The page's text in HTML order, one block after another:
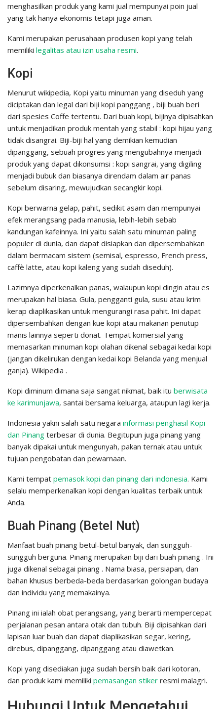
menghasilkan produk yang kami jual mempunyai poin jual
yang tak hanya ekonomis tetapi juga aman.
Kami merupakan perusahaan produsen kopi yang telah
memiliki legalitas atau izin usaha resmi.
Kopi
Menurut wikipedia, Kopi yaitu minuman yang diseduh yang
diciptakan dan legal dari biji kopi panggang , biji buah beri
dari spesies Coffe tertentu. Dari buah kopi, bijinya dipisahkan
untuk menjadikan produk mentah yang stabil : kopi hijau yang
tidak disangrai. Biji-biji hal yang demikian kemudian
dipanggang, sebuah progres yang mengubahnya menjadi
produk yang dapat dikonsumsi : kopi sangrai, yang digiling
menjadi bubuk dan biasanya direndam dalam air panas
sebelum disaring, mewujudkan secangkir kopi.
Kopi berwarna gelap, pahit, sedikit asam dan mempunyai
efek merangsang pada manusia, lebih-lebih sebab
kandungan kafeinnya. Ini yaitu salah satu minuman paling
populer di dunia, dan dapat disiapkan dan dipersembahkan
dalam bermacam sistem (semisal, espresso, French press,
caffè latte, atau kopi kaleng yang sudah diseduh).
Lazimnya diperkenalkan panas, walaupun kopi dingin atau es
merupakan hal biasa. Gula, pengganti gula, susu atau krim
kerap diaplikasikan untuk mengurangi rasa pahit. Ini dapat
dipersembahkan dengan kue kopi atau makanan penutup
manis lainnya seperti donat. Tempat komersial yang
memasarkan minuman kopi olahan dikenal sebagai kedai kopi
(jangan dikelirukan dengan kedai kopi Belanda yang menjual
ganja). Wikipedia .
Kopi diminum dimana saja sangat nikmat, baik itu berwisata
ke karimunjawa, santai bersama keluarga, ataupun lagi kerja.
Indonesia yakni salah satu negara informasi penghasil Kopi
dan Pinang terbesar di dunia. Begitupun juga pinang yang
banyak dipakai untuk mengunyah, pakan ternak atau untuk
tujuan pengobatan dan pewarnaan.
Kami tempat pemasok kopi dan pinang dari indonesia. Kami
selalu memperkenalkan kopi dengan kualitas terbaik untuk
Anda.
Buah Pinang (Betel Nut)
Manfaat buah pinang betul-betul banyak, dan sungguh-
sungguh berguna. Pinang merupakan biji dari buah pinang . Ini
juga dikenal sebagai pinang . Nama biasa, persiapan, dan
bahan khusus berbeda-beda berdasarkan golongan budaya
dan individu yang memakainya.
Pinang ini ialah obat perangsang, yang berarti mempercepat
perjalanan pesan antara otak dan tubuh. Biji dipisahkan dari
lapisan luar buah dan dapat diaplikasikan segar, kering,
direbus, dipanggang, dipanggang atau diawetkan.
Kopi yang disediakan juga sudah bersih baik dari kotoran,
dan produk kami memiliki pemasangan stiker resmi malagri.